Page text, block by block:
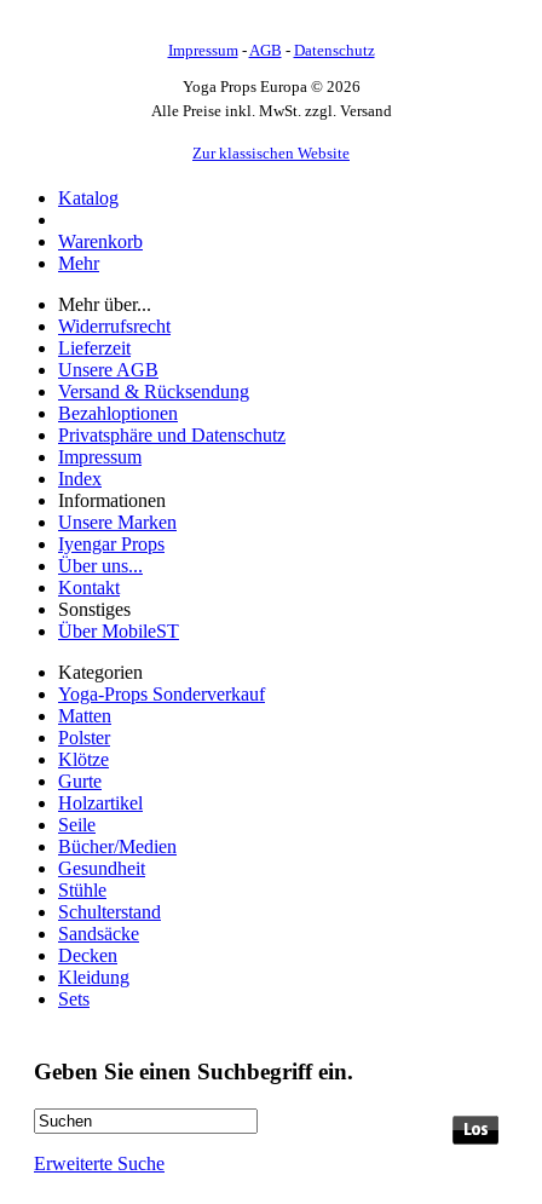
Impressum-AGB - Datenschutz
Yoga Props Europa © 2026
Alle Preise inkl. MwSt. zzgl. Versand
Zur klassischen Website
Katalog
Warenkorb
Mehr
Mehr über...
Widerrufsrecht
Lieferzeit
Unsere AGB
Versand & Rücksendung
Bezahloptionen
Privatsphäre und Datenschutz
Impressum
Index
Informationen
Unsere Marken
Iyengar Props
Über uns...
Kontakt
Sonstiges
Über MobileST
Kategorien
Yoga-Props Sonderverkauf
Matten
Polster
Klötze
Gurte
Holzartikel
Seile
Bücher/Medien
Gesundheit
Stühle
Schulterstand
Sandsäcke
Decken
Kleidung
Sets
Geben Sie einen Suchbegriff ein.
Erweiterte Suche